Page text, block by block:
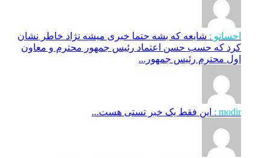
احسانو : شایعه که بشه حتما خبری میشه نژاد خاطر نشان
کرد که حسب حسن اعتماد رئیس جمهور محترم و معاون
اول محترم رئیس جمهور...
modir : این فقط یک خبر تستی هست...